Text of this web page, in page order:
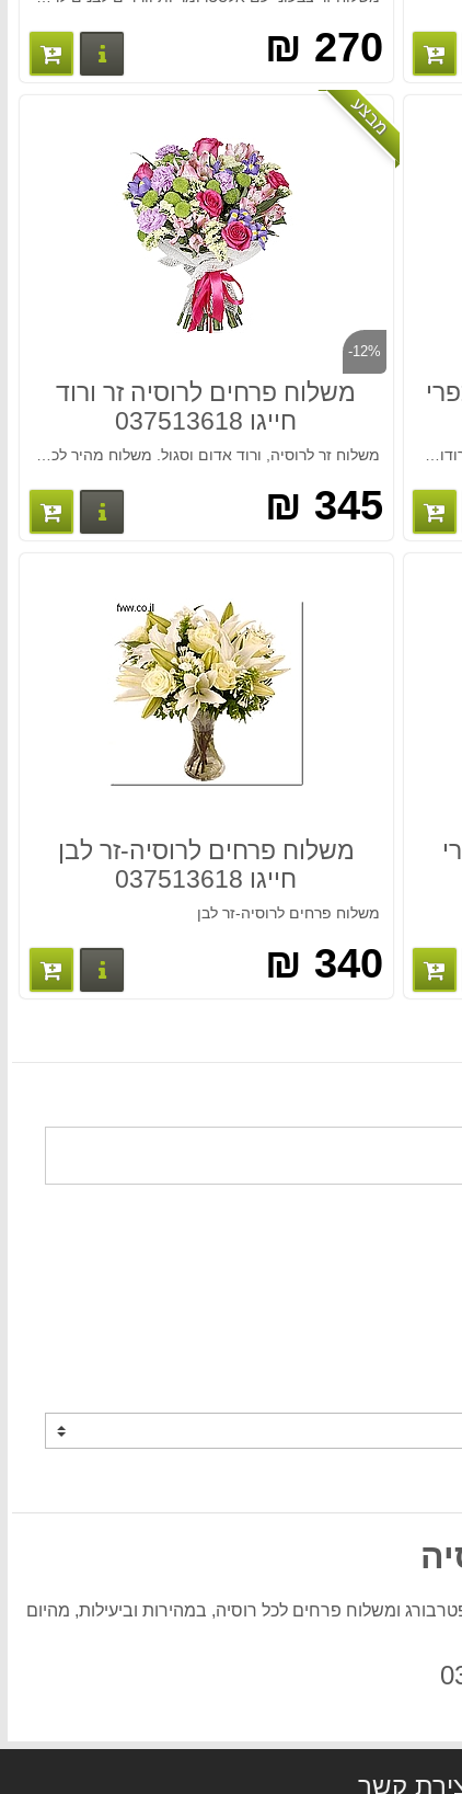
פרטים נוספים
270 ₪ פרטים
פרטים נוספים
מבצע
-12%
משלוח פרחים לרוסיה זר ורוד
חייגו 037513618
345 ₪ פרטים
פרטים נוספים
משלוח פרחים לרוסיה-זר לבן
חייגו 037513618
משלוח פרחים לרוסיה-זר לבן
340 ₪ פרטים
ומשלוח פרחים לכל רוסיה, במהירות וביעילות, מהיום
קשר